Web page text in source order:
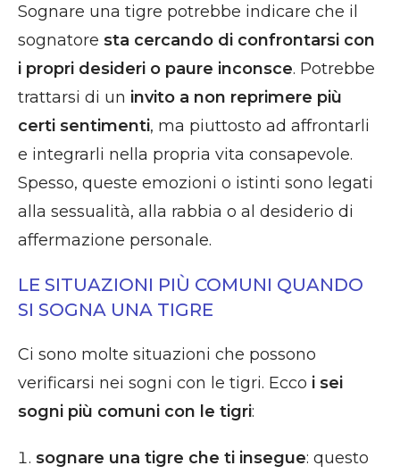
Sognare una tigre potrebbe indicare che il
sognatore sta cercando di confrontarsi con
i propri desideri o paure inconsce. Potrebbe
trattarsi di un invito a non reprimere più
certi sentimenti, ma piuttosto ad affrontarli
e integrarli nella propria vita consapevole.
Spesso, queste emozioni o istinti sono legati
alla sessualità, alla rabbia o al desiderio di
affermazione personale.
LE SITUAZIONI PIÙ COMUNI QUANDO
SI SOGNA UNA TIGRE
Ci sono molte situazioni che possono
verificarsi nei sogni con le tigri. Ecco i sei
sogni più comuni con le tigri:
sognare una tigre che ti insegue: questo